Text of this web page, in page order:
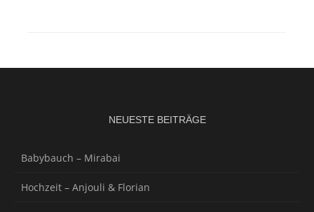
NEUESTE BEITRÄGE
Babybauch – Mirabai
Hochzeit – Anjouli & Florian